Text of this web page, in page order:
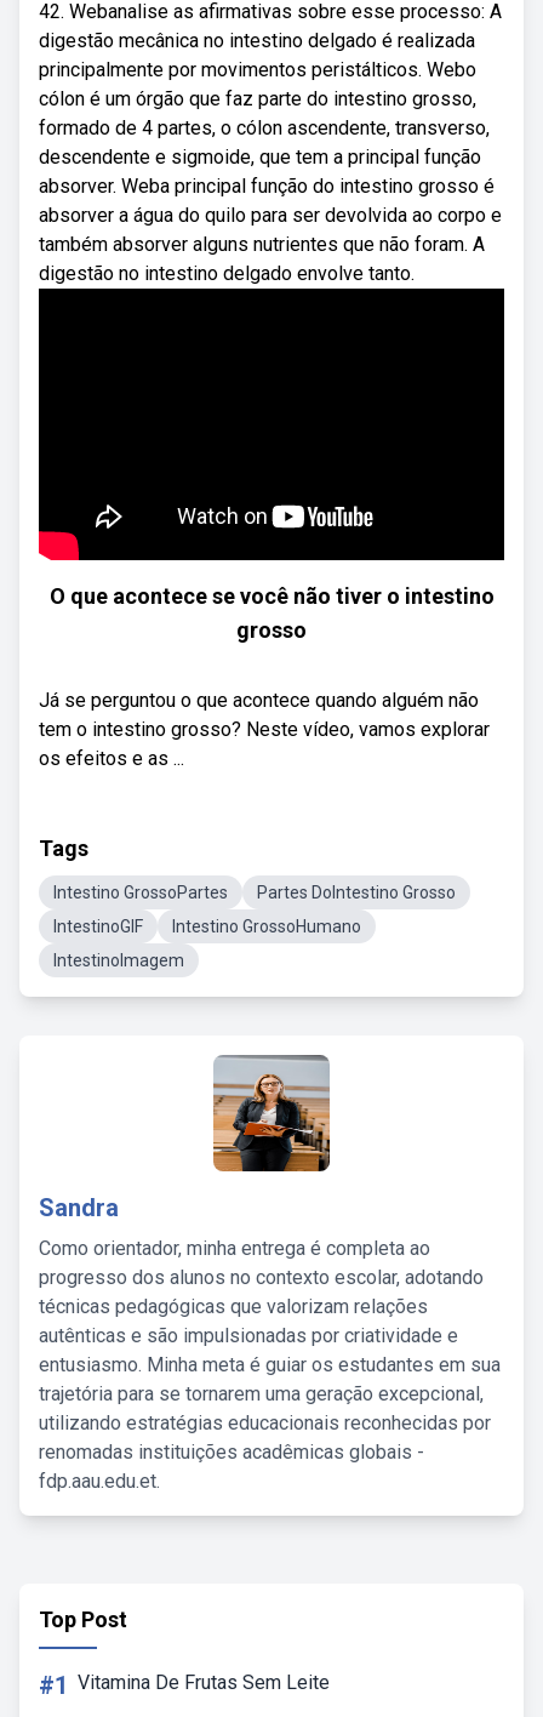
42. Webanalise as afirmativas sobre esse processo: A
digestão mecânica no intestino delgado é realizada
principalmente por movimentos peristálticos. Webo
cólon é um órgão que faz parte do intestino grosso,
formado de 4 partes, o cólon ascendente, transverso,
descendente e sigmoide, que tem a principal função
absorver. Weba principal função do intestino grosso é
absorver a água do quilo para ser devolvida ao corpo e
também absorver alguns nutrientes que não foram. A
digestão no intestino delgado envolve tanto.
O que acontece se você não tiver o intestino
grosso
Já se perguntou o que acontece quando alguém não
tem o intestino grosso? Neste vídeo, vamos explorar
os efeitos e as ...
Tags
Intestino GrossoPartes
Partes DoIntestino Grosso
IntestinoGIF
Intestino GrossoHumano
IntestinoImagem
Sandra
Como orientador, minha entrega é completa ao
progresso dos alunos no contexto escolar, adotando
técnicas pedagógicas que valorizam relações
autênticas e são impulsionadas por criatividade e
entusiasmo. Minha meta é guiar os estudantes em sua
trajetória para se tornarem uma geração excepcional,
utilizando estratégias educacionais reconhecidas por
renomadas instituições acadêmicas globais -
fdp.aau.edu.et.
Top Post
#1 Vitamina De Frutas Sem Leite